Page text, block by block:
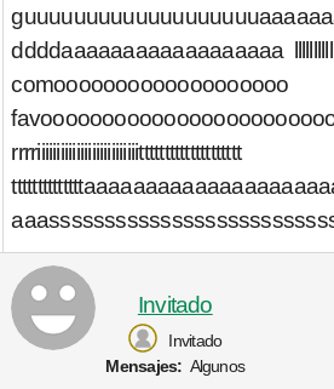
ddddaaaa​aaaaaaaaaaaaaa
comooooooooooooooooooo
rrrriiiiiiiiiiiiiiiiiiiiiiiiiitttttttttttttttttttt​
Invitado
Invitado
Mensajes: Algunos